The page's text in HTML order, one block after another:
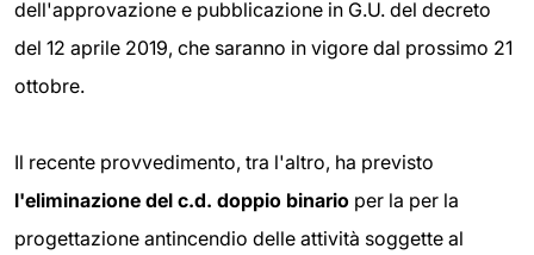
dell'approvazione e pubblicazione in G.U. del decreto
del 12 aprile 2019, che saranno in vigore dal prossimo 21
ottobre.
Il recente provvedimento, tra l'altro, ha previsto
l'eliminazione del c.d. doppio binario per la per la
progettazione antincendio delle attività soggette al